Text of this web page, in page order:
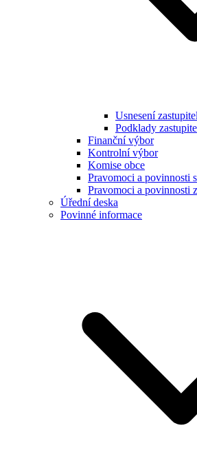
Usnesení
Podklady
Finanční výbor
Kontrolní výbor
Komise obce
Pravomoci a povinnosti
Pravomoci a povinnosti
Úřední deska
Povinné informace